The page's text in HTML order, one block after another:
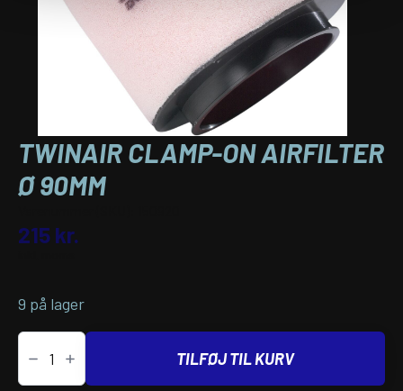
TWINAIR CLAMP-ON AIRFILTER
Ø 90MM
215 kr.
9 på lager
TwinAir
CLAMP-
ON
AIRFILTER
TILFØJ TIL KURV